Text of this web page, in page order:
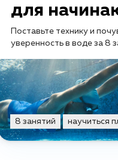
для
Поставьте технику и
уверенность в воде за 8
8 занятий научиться